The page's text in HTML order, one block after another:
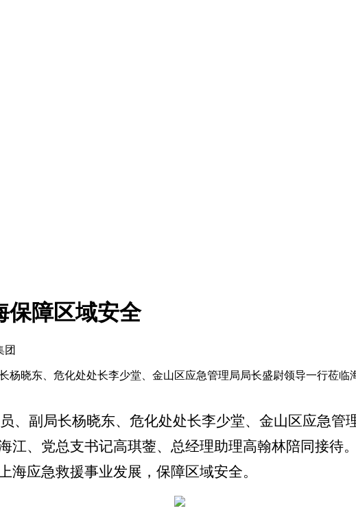
保障区域安全
团
杨晓东、危化处处长李少堂、金山区应急管理局局长盛尉领导一行莅
、副局长杨晓东、危化处处长李少堂、金山区应急管
江、党总支书记高琪蓥、总经理助理高翰林陪同接待
应急救援事业发展，保障区域安全。